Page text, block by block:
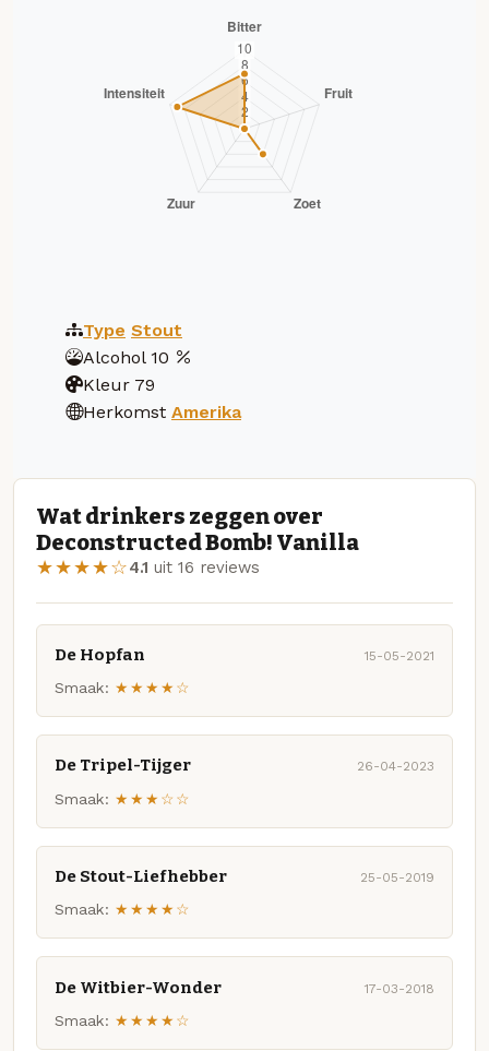
Type Stout
Alcohol 10
Kleur 79
Herkomst Amerika
Wat drinkers zeggen over
Deconstructed Bomb! Vanilla
★★★★☆4.1 uit 16 reviews
De Hopfan 15-05-2021
Smaak: ★★★★☆
De Tripel-Tijger 26-04-2023
Smaak: ★★★☆☆
De Stout-Liefhebber 25-05-2019
Smaak: ★★★★☆
De Witbier-Wonder 17-03-2018
Smaak: ★★★★☆